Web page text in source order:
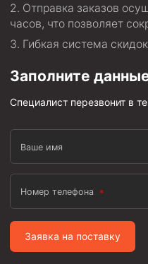
Стропы
Стропы канатные ВК
Канаты стальные
Элементы линии обвязки
Отправка заказов
часов, что позволяет
Гибкая система
Заполните
Специалист перезвонит в
Ваше имя
Номер телефона
Заявка на поставку